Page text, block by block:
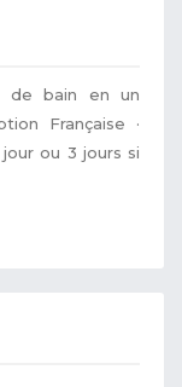
de bain en un
Française ·
ou 3 jours si